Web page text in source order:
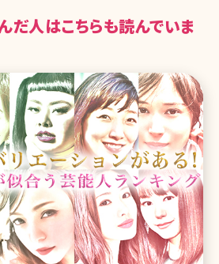
だ人はこちらも読んでいま